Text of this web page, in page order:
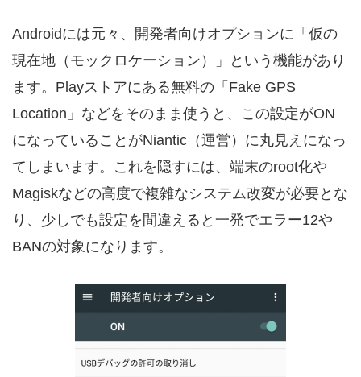
Androidには元々、開発者向けオプションに「仮の
現在地（モックロケーション）」という機能があり
ます。Playストアにある無料の「Fake GPS
Location」などをそのまま使うと、この設定がON
になっていることがNiantic（運営）に丸見えになっ
てしまいます。これを隠すには、端末のroot化や
Magiskなどの高度で複雑なシステム改変が必要とな
り、少しでも設定を間違えると一発でエラー12や
BANの対象になります。